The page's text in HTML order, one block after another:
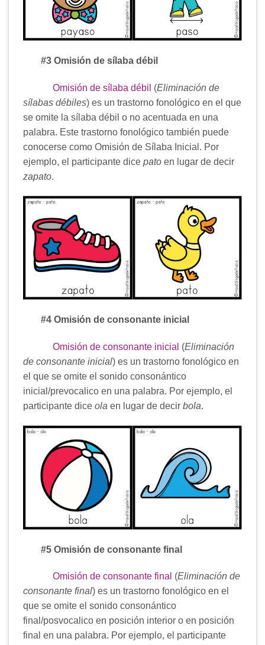
#3 Omisión de sílaba débil
Omisión de sílaba débil (Eliminación de
sílabas débiles) es un trastorno fonológico en el que
se omite la sílaba débil o no acentuada en una
palabra. Este trastorno fonológico también puede
conocerse como Omisión de Sílaba Inicial. Por
ejemplo, el participante dice pato en lugar de decir
zapato.
#4 Omisión de consonante inicial
Omisión de consonante inicial (Eliminación
de consonante inicial) es un trastorno fonológico en
el que se omite el sonido consonántico
inicial/prevocalico en una palabra. Por ejemplo, el
participante dice ola en lugar de decir bola.
#5 Omisión de consonante final
Omisión de consonante final (Eliminación de
consonante final) es un trastorno fonológico en el
que se omite el sonido consonántico
final/posvocalico en posición interior o en posición
final en una palabra. Por ejemplo, el participante